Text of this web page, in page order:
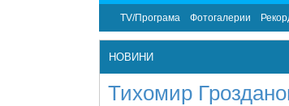
TV/Програма Фотогалерии
НОВИНИ
Тихомир